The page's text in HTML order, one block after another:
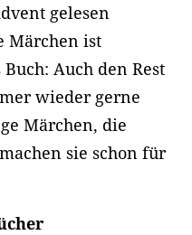
gelesen
Märchen ist
Auch den Rest
wieder gerne
Märchen, die
sie schon für